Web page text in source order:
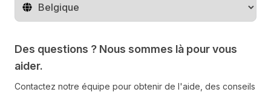
Changer de pays
Des questions ? Nous sommes là pour vous
aider.
Contactez notre équipe pour obtenir de l'aide, des conseils